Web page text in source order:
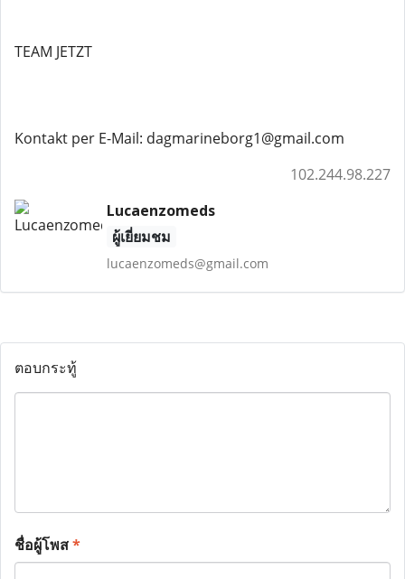
TEAM JETZT
Kontakt per E-Mail: dagmarineborg1@gmail.com
102.244.98.227
Lucaenzomeds
ผู้เยี่ยมชม
lucaenzomeds@gmail.com
ตอบกระทู้
ชื่อผู้โพส*